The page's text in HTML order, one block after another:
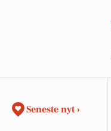
Seneste nyt ›